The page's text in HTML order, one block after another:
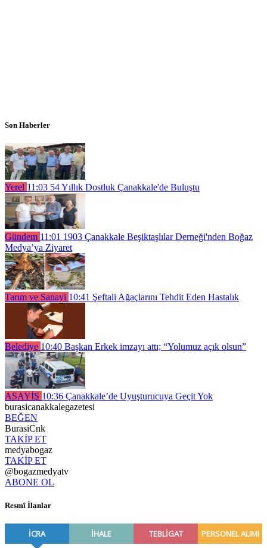
Son Haberler
Yerel 11:03 54 Yıllık Dostluk Çanakkale'de Buluştu
Gündem 11:01 1903 Çanakkale Beşiktaşlılar Derneği'nden Boğaz
Medya’ya Ziyaret
Tarım ve Sanayi 10:41 Şeftali Ağaçlarını Tehdit Eden Hastalık
Belediye 10:40 Başkan Erkek imzayı attı; “Yolumuz açık olsun”
ASAYİŞ 10:36 Çanakkale’de Uyuşturucuya Geçit Yok
burasicanakkalegazetesi
BEĞEN
BurasiCnk
TAKİP ET
medyabogaz
TAKİP ET
@bogazmedyatv
ABONE OL
Resmî İlanlar